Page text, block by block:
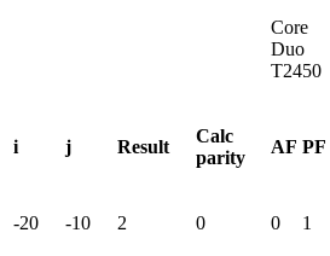
Core
Duo
T2450
i j Result
Calc
parity
AF PF
-20 -10 2 0 0 1